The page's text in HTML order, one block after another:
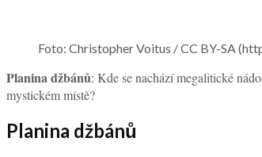
Foto: Christopher Voitus / CC BY-SA
Planina džbánů: Kde se nachází megalitické
mystickém místě?
Planina džbánů